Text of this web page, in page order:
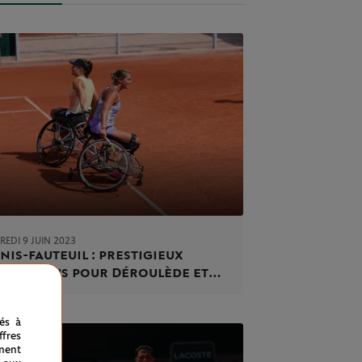
9 JUIN 2023
fauteuil : prestigieux
vous pour Déroulède et
à